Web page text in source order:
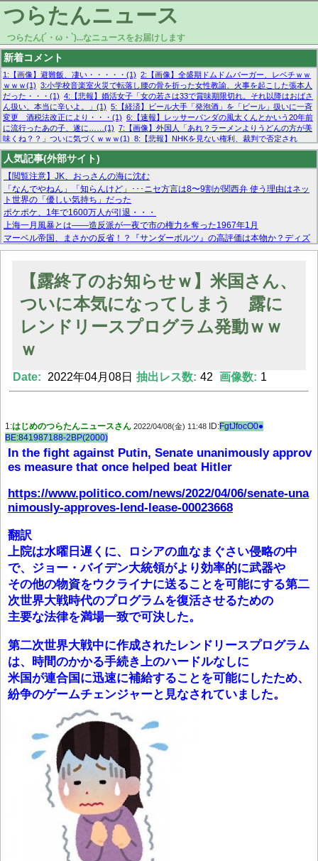
つらたんニュース
つらたん(´・ω・`)...なニュースをお届けします
新着コメント
1:【画像】避難飯、凄い・・・・・(1) 2:【画像】全盛期ドムドムバーガー、レベチｗｗ
ｗｗｗ(1) 3:小学校音楽室火災で転落し腰の骨を折った女性教諭、火事を起こした張本人
だった・・・(1) 4:【悲報】婚活女子「女の若さは33で賞味期限切れ。それ以降はおばさ
ん扱い。本当に辛いよ。」(1) 5:【経済】ビール大手「発泡酒」を「ビール」扱いに一斉
変更 酒税法改正により・・・(1) 6:【速報】レッサーパンダの風太くんとかいう20年前
に流行ったあの子、遂に……(1) 7:【画像】外国人「あれ？ラーメンよりうどんの方が美
味くね？？」ついに気づくｗｗｗ(1) 8:【悲報】NHKを見ない権利、裁判で否定され
る・・・(1) 9:欧州委員長「原発縮小は間違いでした」(1) 10:【悲報】日本企業の人手不
足、限界突破 52%「正社員も足りてません…」(1)
人気記事(外部サイト)
【閲覧注意】JK、おっさんの海に沈む
「なんでやねん」「知らんけど」･･･ニセ方言は8〜9割が関西弁 使う理由はネッ
ト世界の「優しい気持ち」だった
ポケポケ、1年で1600万人が引退・・・
上海一月風暴とは——造反派が一夜で市の権力を奪った1967年1月
マーベル帝国、まさかの反省！？『サンダーボルツ』の高評価は本物か？ディズ
ニーCEOの「量より質」宣言の裏で渦巻くファンの本音とMCUの未来を徹底考
【モー娘。石田亜佑美】ファーストテイク出演も新規獲得ならず？北川莉央が1
【画像あり】FacebookとかTwitterで拾ったエロ画像貼ってくよ
【露終了のお知らせｗ】米国さん、
ついに本気になってしまう 露に
レンドリースプログラム発動ｗｗ
ｗ
Date: 2022年04月08日 抽出レス数: 42 画像数: 1
1:はじめのつらたんニュースさん 2022/04/08(金) 11:48 ID:FgtJfocO0●
BE:841987188-2BP(2000)
In the fight against Putin, Senate unanimously approv
es measure that once helped beat Hitler
https://www.politico.com/news/2022/04/06/senate-una
nimously-approves-lend-lease-00023668
翻訳
上院は水曜日遅くに、ロシアの血なまぐさい侵略の中
で、ジョー・バイデン大統領がより効率的に武器や
その他の物資をウクライナに送ることを可能にする第二
次世界大戦時代のプログラムを復活させるための
主要な法律を満場一致で可決した。
第二次世界大戦中に作成されたレンドリースプログラム
は、時間のかかる手続き上のハードルなしに
米国が連合国に迅速に補給することを可能にしたため、
紛争のゲームチェンジャーと見なされていました。